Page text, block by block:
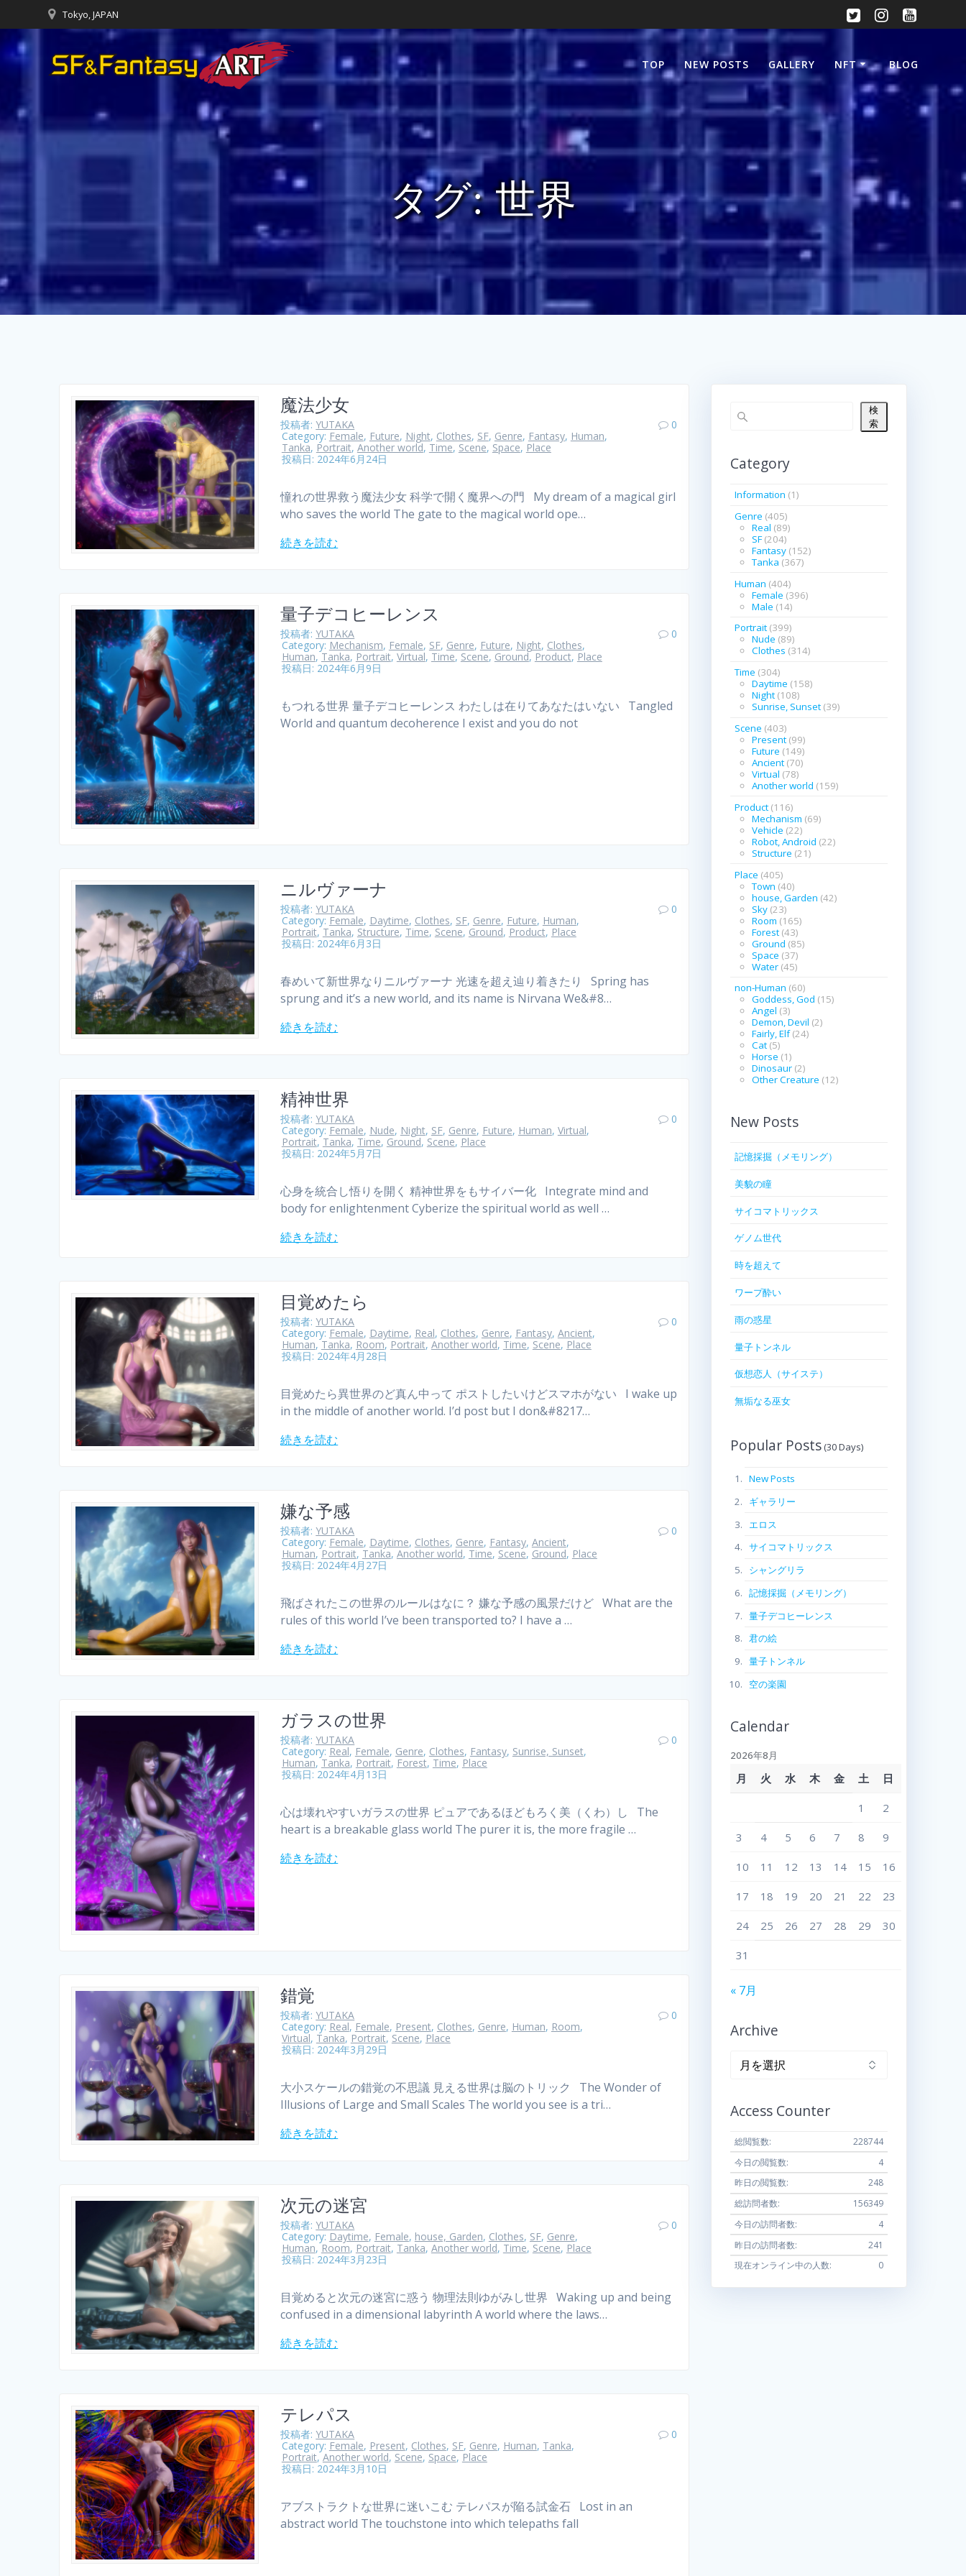
ン
テ
ン
キ
プ
Tokyo, JAPAN
TOP NEW POSTS GALLERY NFT BLOG
タグ:世界
魔法少女
投稿者:YUTAKA
Category: Female, Future, Night, Clothes, SF, Genre, Fantasy, Human,
Tanka, Portrait, Another world, Time, Scene, Space, Place
投稿日: 2024年6月24日
0
憧れの世界救う魔法少女 科学で開く魔界への門 My dream of a magical girl
who saves the world The gate to the magical world ope…
続きを読む
量子デコヒーレンス
投稿者:YUTAKA
Category: Mechanism, Female, SF, Genre, Future, Night, Clothes,
Human, Tanka, Portrait, Virtual, Time, Scene, Ground, Product, Place
投稿日: 2024年6月9日
0
もつれる世界 量子デコヒーレンス わたしは在りてあなたはいない Tangled
World and quantum decoherence I exist and you do not
ニルヴァーナ
投稿者:YUTAKA
Category: Female, Daytime, Clothes, SF, Genre, Future, Human,
Portrait,Tanka, Structure, Time, Scene, Ground, Product, Place
投稿日: 2024年6月3日
0
春めいて新世界なりニルヴァーナ 光速を超え辿り着きたり Spring has
sprung and it’s a new world, and its name is Nirvana We&#8…
続きを読む
精神世界
投稿者:YUTAKA
Category: Female, Nude, Night, SF, Genre, Future, Human, Virtual,
Portrait,Tanka, Time, Ground, Scene, Place
投稿日: 2024年5月7日
0
心身を統合し悟りを開く 精神世界をもサイバー化 Integrate mind and
body for enlightenment Cyberize the spiritual world as well …
続きを読む
目覚めたら
投稿者:YUTAKA
Category: Female, Daytime, Real, Clothes, Genre, Fantasy, Ancient,
Human,Tanka, Room, Portrait, Another world, Time, Scene, Place
投稿日: 2024年4月28日
0
目覚めたら異世界のど真ん中って ポストしたいけどスマホがない I wake up
in the middle of another world. I’d post but I don&#8217…
続きを読む
嫌な予感
投稿者:YUTAKA
Category: Female, Daytime, Clothes, Genre, Fantasy, Ancient,
Human,Portrait, Tanka, Another world, Time, Scene, Ground, Place
投稿日: 2024年4月27日
0
飛ばされたこの世界のルールはなに？ 嫌な予感の風景だけど What are the
rules of this world I’ve been transported to? I have a …
続きを読む
ガラスの世界
投稿者:YUTAKA
Category: Real, Female, Genre, Clothes, Fantasy, Sunrise, Sunset,
Human, Tanka, Portrait, Forest, Time, Place
投稿日: 2024年4月13日
0
心は壊れやすいガラスの世界 ピュアであるほどもろく美（くわ）し The
heart is a breakable glass world The purer it is, the more fragile …
続きを読む
錯覚
投稿者:YUTAKA
Category: Real, Female, Present, Clothes, Genre, Human, Room,
Virtual, Tanka, Portrait, Scene, Place
投稿日: 2024年3月29日
0
大小スケールの錯覚の不思議 見える世界は脳のトリック The Wonder of
Illusions of Large and Small Scales The world you see is a tri…
続きを読む
次元の迷宮
投稿者:YUTAKA
Category: Daytime, Female, house, Garden, Clothes, SF, Genre,
Human,Room, Portrait, Tanka, Another world, Time, Scene, Place
投稿日: 2024年3月23日
0
目覚めると次元の迷宮に惑う 物理法則ゆがみし世界 Waking up and being
confused in a dimensional labyrinth A world where the laws…
続きを読む
テレパス
投稿者:YUTAKA
Category: Female, Present, Clothes, SF, Genre, Human, Tanka,
Portrait, Another world, Scene, Space, Place
投稿日: 2024年3月10日
0
アブストラクトな世界に迷いこむ テレパスが陥る試金石 Lost in an
abstract world The touchstone into which telepaths fall
検
索
Category
Information (1)
Genre (405)
Real (89)
SF(204)
Fantasy (152)
Tanka (367)
Human (404)
Female (396)
Male (14)
Portrait (399)
Nude (89)
Clothes (314)
Time (304)
Daytime (158)
Night (108)
Sunrise, Sunset (39)
Scene (403)
Present (99)
Future (149)
Ancient (70)
Virtual (78)
Another world (159)
Product (116)
Mechanism (69)
Vehicle (22)
Robot, Android (22)
Structure (21)
Place (405)
Town (40)
house, Garden (42)
Sky (23)
Room (165)
Forest (43)
Ground (85)
Space (37)
Water (45)
non-Human (60)
Goddess, God (15)
Angel (3)
Demon, Devil (2)
Fairly, Elf(24)
Cat (5)
Horse (1)
Dinosaur (2)
Other Creature (12)
New Posts
記憶採掘（メモリング）
美貌の瞳
サイコマトリックス
ゲノム世代
時を超えて
ワープ酔い
雨の惑星
量子トンネル
仮想恋人（サイステ）
無垢なる巫女
Popular Posts
New Posts
ギャラリー
エロス
サイコマトリックス
シャングリラ
記憶採掘（メモリング）
量子デコヒーレンス
君の絵
量子トンネル
空の楽園
Calendar
2026年8月
月 火 水 木 金 土 日
1 2
3 4 5 6 7 8 9
10 11 12 13 14 15 16
17 18 19 20 21 22 23
24 25 26 27 28 29 30
31
« 7月
Archive
Archive
Access Counter
228744
総閲覧数:
4
今日の閲覧数:
248
昨日の閲覧数:
156349
総訪問者数:
4
今日の訪問者数:
241
昨日の訪問者数:
0
現在オンライン中の人数: